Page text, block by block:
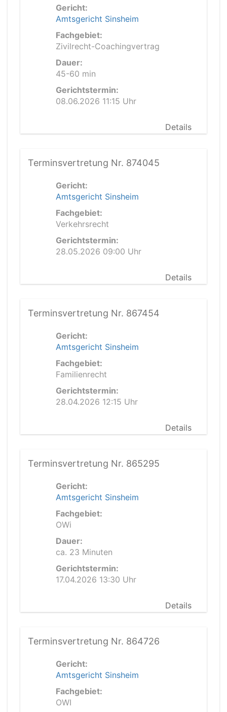
Gericht:
Amtsgericht Sinsheim
Fachgebiet:
Zivilrecht-Coachingvertrag
Dauer:
45-60 min
Gerichtstermin:
08.06.2026 11:15 Uhr
Details
Terminsvertretung Nr. 874045
Gericht:
Amtsgericht Sinsheim
Fachgebiet:
Verkehrsrecht
Gerichtstermin:
28.05.2026 09:00 Uhr
Details
Terminsvertretung Nr. 867454
Gericht:
Amtsgericht Sinsheim
Fachgebiet:
Familienrecht
Gerichtstermin:
28.04.2026 12:15 Uhr
Details
Terminsvertretung Nr. 865295
Gericht:
Amtsgericht Sinsheim
Fachgebiet:
OWi
Dauer:
ca. 23 Minuten
Gerichtstermin:
17.04.2026 13:30 Uhr
Details
Terminsvertretung Nr. 864726
Gericht:
Amtsgericht Sinsheim
Fachgebiet:
OWI